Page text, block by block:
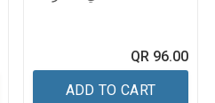
QR 96.00
ADD TO CART